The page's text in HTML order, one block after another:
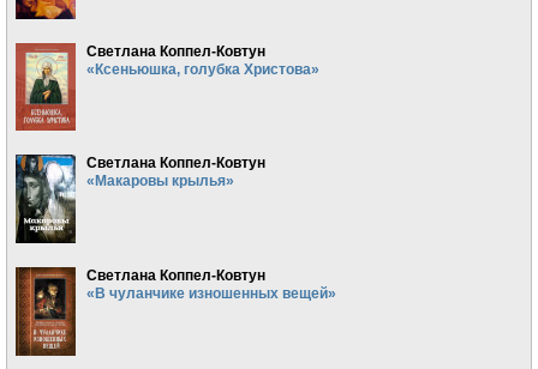
Светлана Коппел-Ковтун
«Ксеньюшка, голубка Христова»
Светлана Коппел-Ковтун
«Макаровы крылья»
Светлана Коппел-Ковтун
«В чуланчике изношенных вещей»